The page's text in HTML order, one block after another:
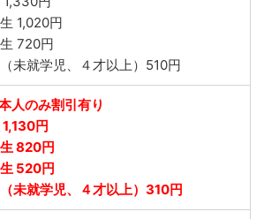
1,020円
720円
未就学児、４才以上）510円
人のみ割引有り
1,130円
820円
520円
未就学児、４才以上）310円